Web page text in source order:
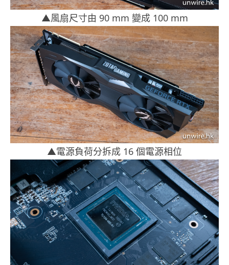
▲風扇尺寸由 90 mm 變成 100 mm
▲電源負荷分拆成 16 個電源相位